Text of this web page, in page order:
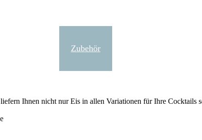
Zubehör
Ihnen nicht nur Eis in allen Variationen für Ihre Cocktails